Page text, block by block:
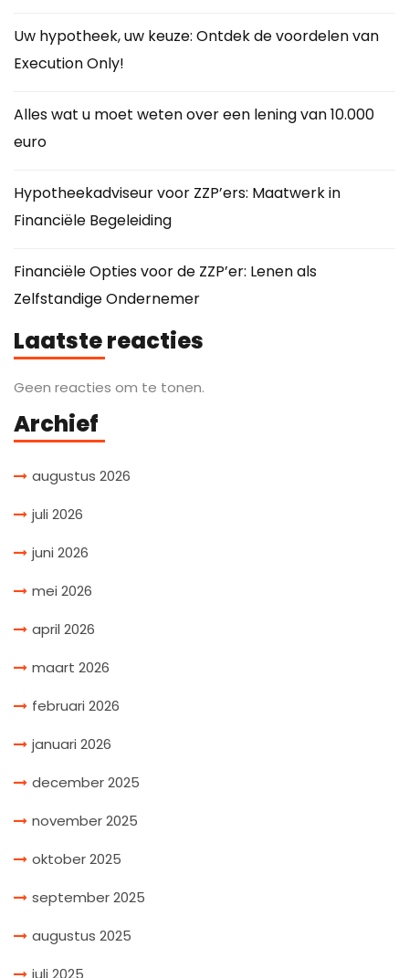
Uw hypotheek, uw keuze: Ontdek de voordelen van
Execution Only!
Alles wat u moet weten over een lening van 10.000
euro
Hypotheekadviseur voor ZZP’ers: Maatwerk in
Financiële Begeleiding
Financiële Opties voor de ZZP’er: Lenen als
Zelfstandige Ondernemer
Laatste reacties
Geen reacties om te tonen.
Archief
augustus 2026
juli 2026
juni 2026
mei 2026
april 2026
maart 2026
februari 2026
januari 2026
december 2025
november 2025
oktober 2025
september 2025
augustus 2025
juli 2025